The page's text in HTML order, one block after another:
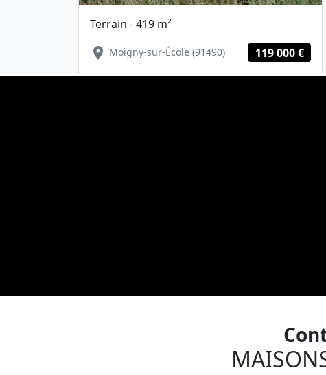
Terrain - 419 m²
location_on Moigny-sur-École (91490) 119 000 €